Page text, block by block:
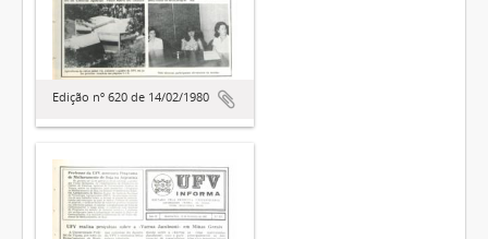
Edição nº 620 de 14/02/1980